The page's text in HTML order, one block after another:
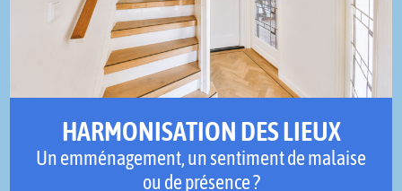
HARMONISATION DES LIEUX
Un emménagement, un sentiment de malaise
ou de présence ?